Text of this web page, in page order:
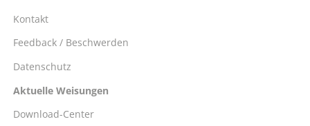
Kontakt
Feedback / Beschwerden
Datenschutz
Aktuelle Weisungen
Download-Center